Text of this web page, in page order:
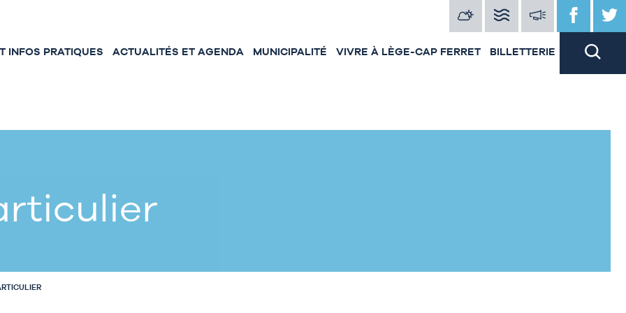
INFOS PRATIQUES ACTUALITÉS ET AGENDA MUNICIPALITÉ VIVRE À LÈGE-CAP FERRET BILLETTERIE